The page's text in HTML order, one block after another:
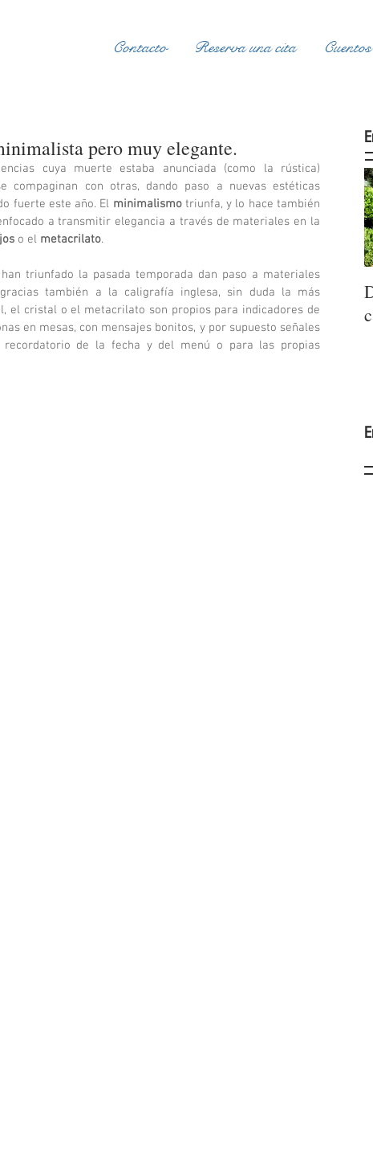
Contacto Reserva una cita Cuentos
pero muy elegante.
cuya muerte estaba anunciada (como la rústica)
compaginan con otras, dando paso a nuevas estéticas
fuerte este año. El minimalismo triunfa, y lo hace también
a transmitir elegancia a través de materiales en la
o el metacrilato.
triunfado la pasada temporada dan paso a materiales
también a la caligrafía inglesa, sin duda la más
el cristal o el metacrilato son propios para indicadores de
en mesas, con mensajes bonitos, y por supuesto señales
de la fecha y del menú o para las propias